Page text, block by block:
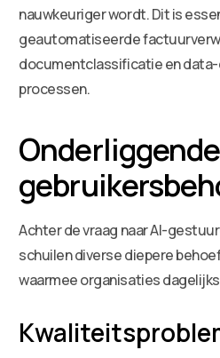
nauwkeuriger wordt. Dit is
geautomatiseerde
documentclassificatie en
processen.
Achter de vraag naar AI-
schuilen diverse diepere
waarmee organisaties